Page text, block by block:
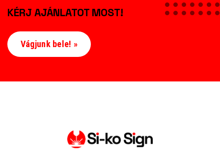
KÉRJ AJÁNLATOT MOST!
Vágjunk bele! »